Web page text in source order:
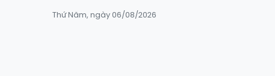
Thứ Năm, ngày 06/08/2026